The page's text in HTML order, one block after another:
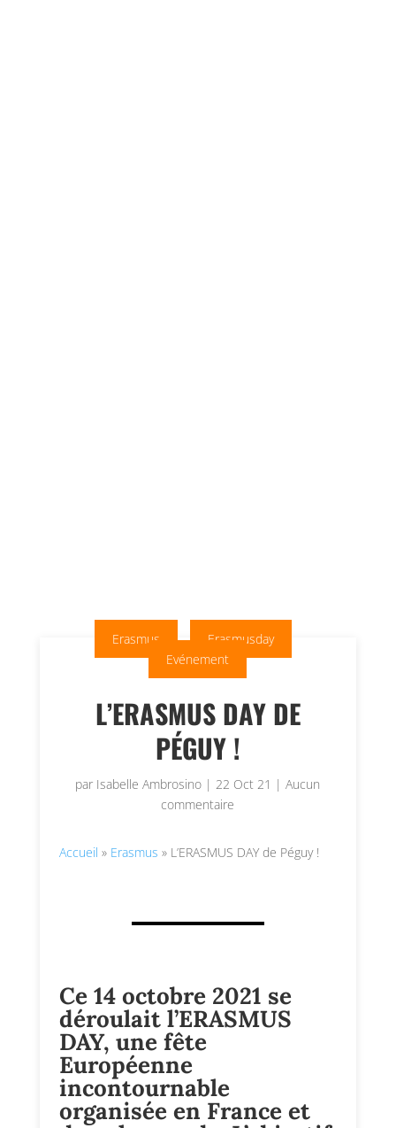
Erasmus
Erasmusday
Evénement
L’ERASMUS DAY DE
PÉGUY !
par Isabelle Ambrosino |22 Oct 21 |Aucun
commentaire
Accueil » Erasmus » L’ERASMUS DAY de Péguy !
Ce 14 octobre 2021 se
déroulait l’ERASMUS
DAY, une fête
Européenne
incontournable
organisée en France et